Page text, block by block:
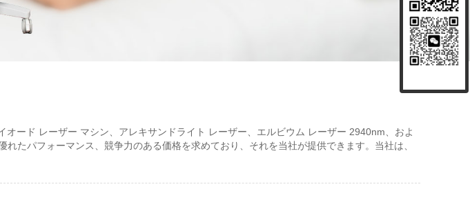
ード レーザー マシン、アレキサンドライト レーザー、エルビウム レーザー 2940nm、およ
たパフォーマンス、競争力のある価格を求めており、それを当社が提供できます。当社は、